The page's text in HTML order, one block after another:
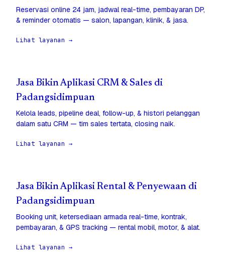
Reservasi online 24 jam, jadwal real-time, pembayaran DP,
& reminder otomatis — salon, lapangan, klinik, & jasa.
Lihat layanan →
Jasa Bikin Aplikasi CRM & Sales di
Padangsidimpuan
Kelola leads, pipeline deal, follow-up, & histori pelanggan
dalam satu CRM — tim sales tertata, closing naik.
Lihat layanan →
Jasa Bikin Aplikasi Rental & Penyewaan di
Padangsidimpuan
Booking unit, ketersediaan armada real-time, kontrak,
pembayaran, & GPS tracking — rental mobil, motor, & alat.
Lihat layanan →